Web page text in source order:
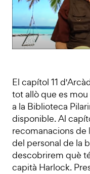
El capítol 11
tot allò que es
a la Biblioteca
disponible. Al
recomanacions de
del personal de la
descobrirem què
capità Harlock.